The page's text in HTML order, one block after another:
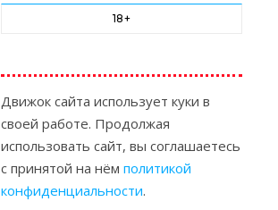
18+
Движок сайта использует куки в
своей работе. Продолжая
использовать сайт, вы соглашаетесь
с принятой на нём политикой
конфиденциальности.